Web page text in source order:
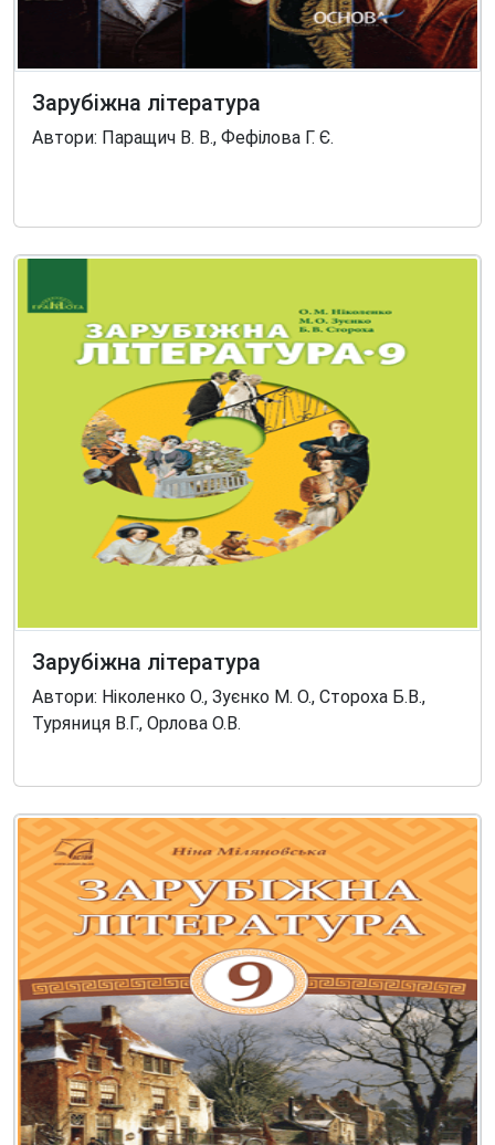
Зарубіжна література
Автори: Паращич В. В., Фефілова Г. Є.
Зарубіжна література
Автори: Ніколенко О., Зуєнко М. О., Стороха Б.В.,
Туряниця В.Г., Орлова О.В.